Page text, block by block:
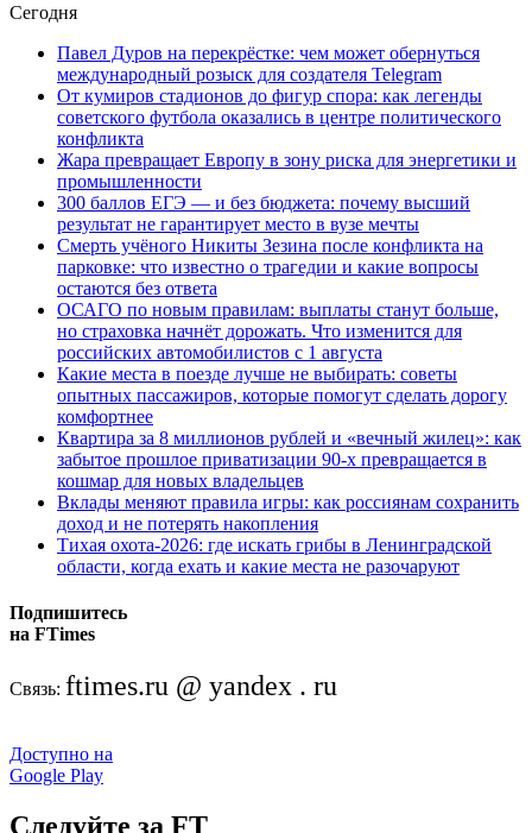
Сегодня
Павел Дуров на перекрёстке: чем может обернуться
международный розыск для создателя Telegram
От кумиров стадионов до фигур спора: как легенды
советского футбола оказались в центре политического
конфликта
Жара превращает Европу в зону риска для энергетики и
промышленности
300 баллов ЕГЭ — и без бюджета: почему высший
результат не гарантирует место в вузе мечты
Смерть учёного Никиты Зезина после конфликта на
парковке: что известно о трагедии и какие вопросы
остаются без ответа
ОСАГО по новым правилам: выплаты станут больше,
но страховка начнёт дорожать. Что изменится для
российских автомобилистов с 1 августа
Какие места в поезде лучше не выбирать: советы
опытных пассажиров, которые помогут сделать дорогу
комфортнее
Квартира за 8 миллионов рублей и «вечный жилец»: как
забытое прошлое приватизации 90-х превращается в
кошмар для новых владельцев
Вклады меняют правила игры: как россиянам сохранить
доход и не потерять накопления
Тихая охота-2026: где искать грибы в Ленинградской
области, когда ехать и какие места не разочаруют
Подпишитесь
на FTimes
Связь: ftimes.ru @ yandex . ru
Доступно на
Google Play
Следуйте за FT